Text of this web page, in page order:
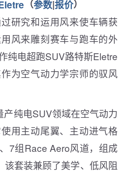
（参数|报价）
研究和运用风来使车辆获
风来雕刻赛车与跑车的外
纯电超跑SUV路特斯Eletre
为空气动力学宗师的驭风
纯电SUV领域在空气动力
用主动尾翼、主动进气格
7组Race Aero风道，组成
该套装兼顾了美学、低风阻